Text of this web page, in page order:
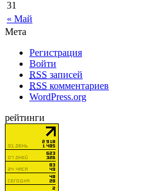
« Май
31
Мета
Регистрация
Войти
RSS записей
RSS комментариев
WordPress.org
рейтинги